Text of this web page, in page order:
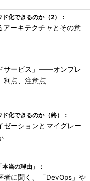
化できるのか（2）：
アーキテクチャとその意
サービス」――オンプレ
利点、注意点
化できるのか（終）：
ゼーションとマイグレー
当の理由」：
者に聞く、「DevOps」や